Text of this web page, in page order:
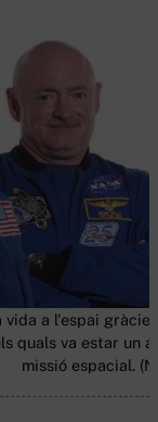
a l'espai
quals va estar un
missió espacial.